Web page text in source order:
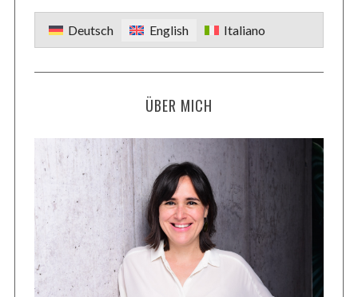
Deutsch English Italiano
ÜBER MICH